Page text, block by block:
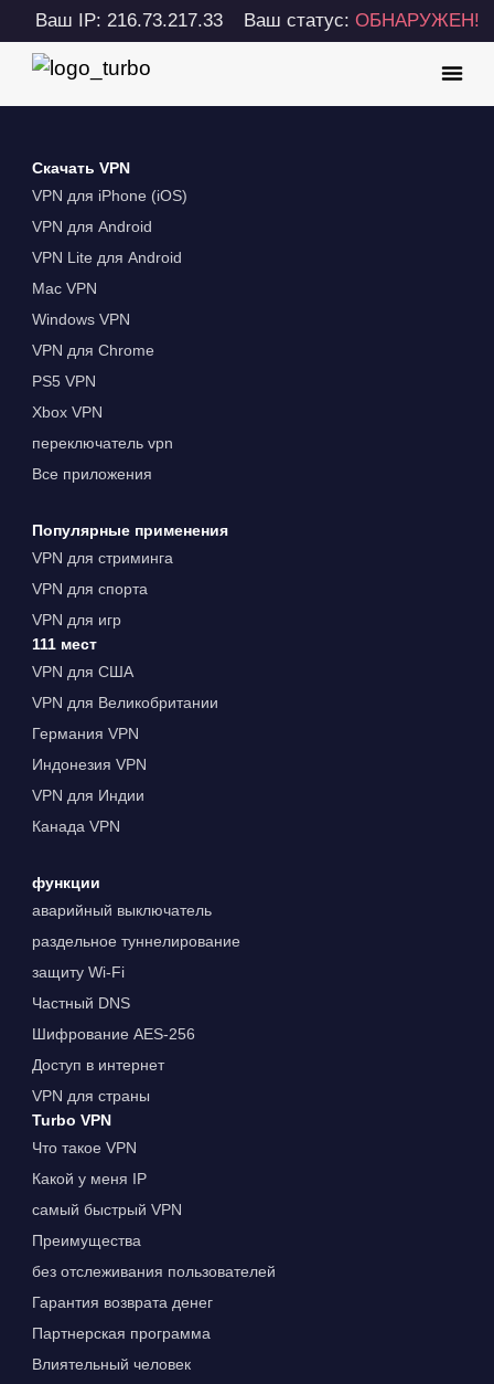
Ваш IP: 216.73.217.33 Ваш статус:ОБНАРУЖЕН!
Скачать VPN
VPN для iPhone (iOS)
VPN для Android
VPN Lite для Android
Mac VPN
Windows VPN
VPN для Chrome
PS5 VPN
Xbox VPN
переключатель vpn
Все приложения
Популярные применения
VPN для стриминга
VPN для спорта
VPN для игр
111 мест
VPN для США
VPN для Великобритании
Германия VPN
Индонезия VPN
VPN для Индии
Канада VPN
функции
аварийный выключатель
раздельное туннелирование
защиту Wi-Fi
Частный DNS
Шифрование AES-256
Доступ в интернет
VPN для страны
Turbo VPN
Что такое VPN
Какой у меня IP
самый быстрый VPN
Преимущества
без отслеживания пользователей
Гарантия возврата денег
Партнерская программа
Влиятельный человек